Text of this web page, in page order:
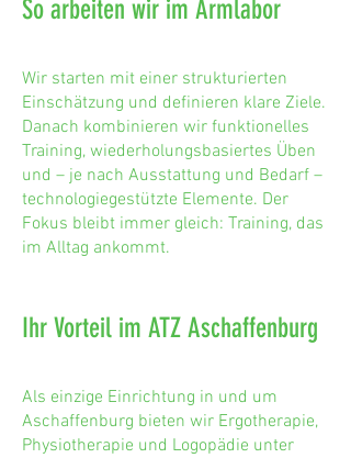
So arbeiten wir im Armlabor
Wir starten mit einer strukturierten
Einschätzung und definieren klare Ziele.
Danach kombinieren wir funktionelles
Training, wiederholungsbasiertes Üben
und – je nach Ausstattung und Bedarf –
technologiegestützte Elemente. Der
Fokus bleibt immer gleich: Training, das
im Alltag ankommt.
Ihr Vorteil im ATZ Aschaffenburg
Als einzige Einrichtung in und um
Aschaffenburg bieten wir Ergotherapie,
Physiotherapie und Logopädie unter